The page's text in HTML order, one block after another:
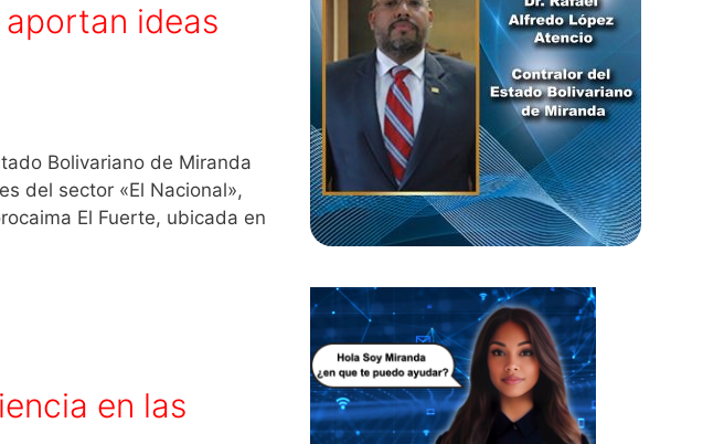
ideas
Bolivariano de Miranda
del sector «El Nacional»,
El Fuerte, ubicada en
en las